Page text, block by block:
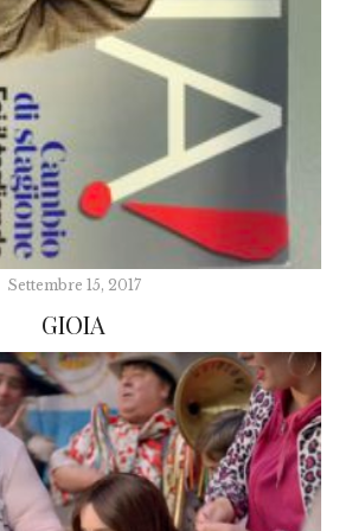
Settembre 15, 2017
GIOIA